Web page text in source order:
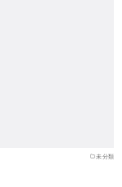
未分類